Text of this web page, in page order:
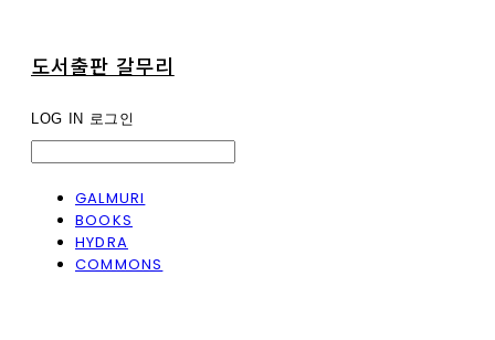
도서출판 갈무리
LOG IN 로그인
GALMURI
BOOKS
HYDRA
COMMONS